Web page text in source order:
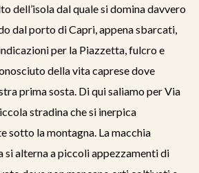
dell’isola dal quale si domina davvero
dal porto di Capri, appena sbarcati,
per la Piazzetta, fulcro e
della vita caprese dove
prima sosta. Di qui saliamo per Via
stradina che si inerpica
sotto la montagna. La macchia
si alterna a piccoli appezzamenti di